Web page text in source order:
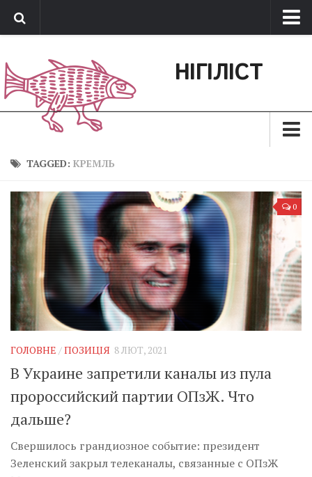
Обратная связь
Поддержать сайт
НІГІЛІСТ
Зараз
Позиція
Дії
Belles lettres
Агітатор
Музика революції
Inter/antinational
TAGGED: КРЕМЛЬ
0
ГОЛОВНЕ /ПОЗИЦІЯ 8 ЛЮТ, 2021
В Украине запретили каналы из пула
пророссийский партии ОПзЖ. Что
дальше?
Свершилось грандиозное событие: президент
Зеленский закрыл телеканалы, связанные с ОПзЖ